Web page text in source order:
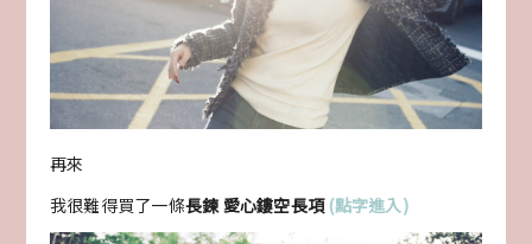
再來
我很難得買了一條長鍊 愛心鏤空長項 (點字進入)